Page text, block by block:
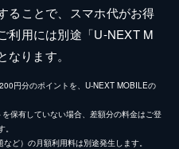
ることで、スマホ代がお得
利用には別途「U-NEXT M
ります。
円分のポイントを、U-NEXT MOBILEの
保有していない場合、差額分の料金はご登
ど）の月額利用料は別途発生します。